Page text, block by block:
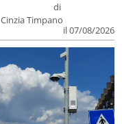
di
Cinzia Timpano
il 07/08/2026